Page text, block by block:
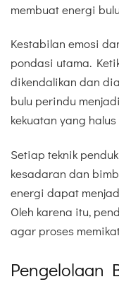
membuat energi
Kestabilan emosi
pondasi utama.
dikendalikan dan
bulu perindu
kekuatan yang
Setiap teknik
kesadaran dan
energi dapat
Oleh karena itu,
agar proses
Pengelolaan